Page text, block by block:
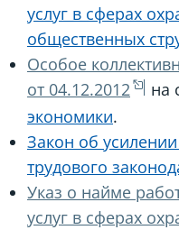
услуг в сферах
общественных
Особое
от 04.12.2012
на
экономики.
Закон об
трудового
Указ о найме
услуг в сферах